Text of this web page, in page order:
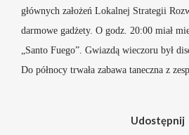
głównych założeń Lokalnej Strategii
darmowe gadżety. O godz. 20:00 miał
„Santo Fuego”. Gwiazdą wieczoru był
Do północy trwała zabawa taneczna z
Udostępnij